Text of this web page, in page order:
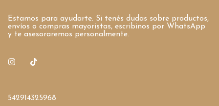
Estamos para ayudarte. Si tenés dudas sobre productos,
envíos o compras mayoristas, escribinos por WhatsApp
y te asesoraremos personalmente.
542914325968